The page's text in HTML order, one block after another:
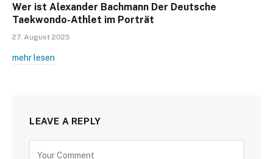
Wer ist Alexander Bachmann Der Deutsche
Taekwondo-Athlet im Porträt
27. August 2025
mehr lesen
LEAVE A REPLY